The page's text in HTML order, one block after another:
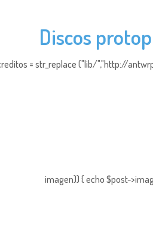
Discos
= str_replace ("lib/","http://
imagen)) { echo $post-